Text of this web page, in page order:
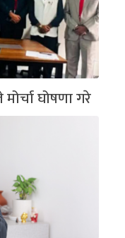
घोषणा गरे